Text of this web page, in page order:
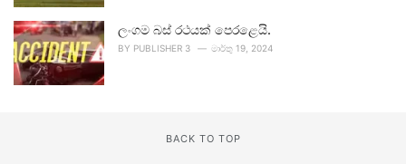
ලංගම බස් රථයක් පෙරළෙයි.
BY PUBLISHER 3 මාර්තු 19, 2024
BACK TO TOP